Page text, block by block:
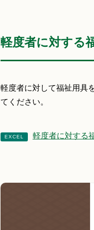
軽度者に対する
軽度者に対して福祉用具
てください。
軽度者に対する